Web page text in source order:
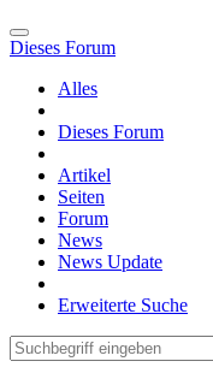
Dieses Forum
Alles
Dieses Forum
Artikel
Seiten
Forum
News
News Update
Erweiterte Suche